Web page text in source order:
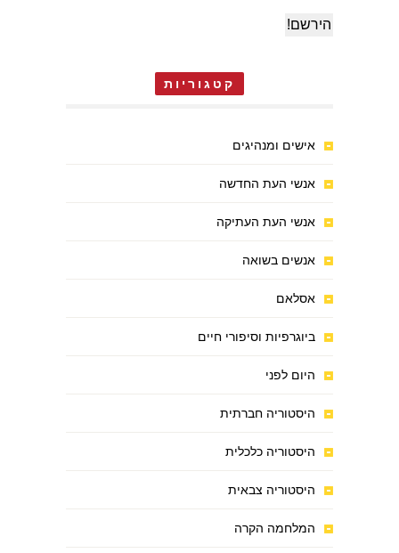
קטגוריות
אישים ומנהיגים
אנשי העת החדשה
אנשי העת העתיקה
אנשים בשואה
אסלאם
ביוגרפיות וסיפורי חיים
היום לפני
היסטוריה חברתית
היסטוריה כלכלית
היסטוריה צבאית
המלחמה הקרה